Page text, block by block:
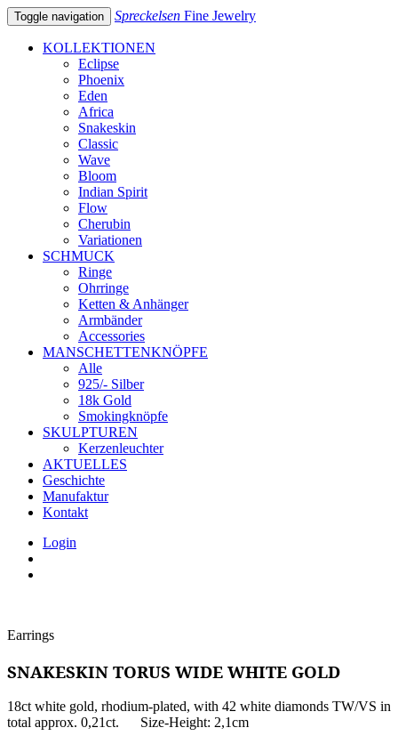
Toggle navigation Spreckelsen Fine Jewelry
KOLLEKTIONEN
Eclipse
Phoenix
Eden
Africa
Snakeskin
Classic
Wave
Bloom
Indian Spirit
Flow
Cherubin
Variationen
SCHMUCK
Ringe
Ohrringe
Ketten & Anhänger
Armbänder
Accessories
MANSCHETTENKNÖPFE
Alle
925/- Silber
18k Gold
Smokingknöpfe
SKULPTUREN
Kerzenleuchter
AKTUELLES
Geschichte
Manufaktur
Kontakt
Login
Earrings
SNAKESKIN TORUS WIDE WHITE GOLD
18ct white gold, rhodium-plated, with 42 white diamonds TW/VS in
total approx. 0,21ct. Size-Height: 2,1cm